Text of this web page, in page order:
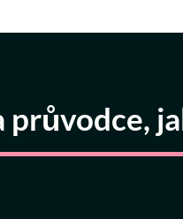
průvodce,